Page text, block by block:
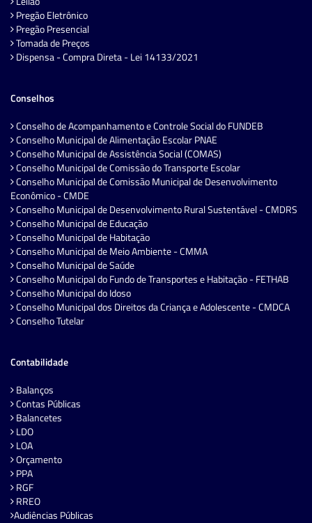
Pregão Eletrônico
Pregão Presencial
Tomada de Preços
Dispensa - Compra Direta - Lei 14133/2021
Conselhos
Conselho de Acompanhamento e Controle Social do FUNDEB
Conselho Municipal de Alimentação Escolar PNAE
Conselho Municipal de Assistência Social (COMAS)
Conselho Municipal de Comissão do Transporte Escolar
Conselho Municipal de Comissão Municipal de Desenvolvimento
Econômico - CMDE
Conselho Municipal de Desenvolvimento Rural Sustentável - CMDRS
Conselho Municipal de Educação
Conselho Municipal de Habitação
Conselho Municipal de Meio Ambiente - CMMA
Conselho Municipal de Saúde
Conselho Municipal do Fundo de Transportes e Habitação - FETHAB
Conselho Municipal do Idoso
Conselho Municipal dos Direitos da Criança e Adolescente - CMDCA
Conselho Tutelar
Contabilidade
Balanços
Contas Públicas
Balancetes
LDO
LOA
Orçamento
PPA
RGF
RREO
Audiências Públicas